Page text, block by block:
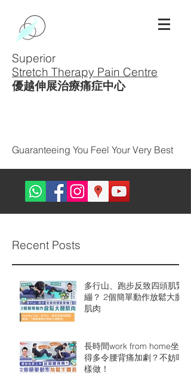
Superior
Stretch Therapy Pain Centre
優越伸展治療痛症中心
Guaranteeing You Feel Your Very Best
Recent Posts
多行山、跑步反致四頭肌緊
繃？ 2個簡單動作放鬆大腿
肌肉
長時間work from home坐
得多令腰背痛加劇￼？不妨咁
樣做！